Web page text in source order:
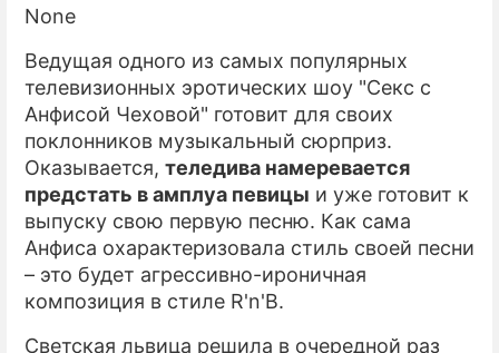
ЭКОНОМИКА
ПРОИСШЕСТВИЯ
СОННИК
СТИЛЬ ЖИЗНИ
СЕРИАЛЫ
ПРЕСС-РЕЛИЗЫ
None
Ведущая одного из самых популярных
телевизионных эротических шоу "Секс с
Анфисой Чеховой" готовит для своих
поклонников музыкальный сюрприз.
Оказывается, теледива намеревается
предстать в амплуа певицы и уже готовит к
выпуску свою первую песню. Как сама
Анфиса охарактеризовала стиль своей песни
– это будет агрессивно-ироничная
композиция в стиле R'n'B.
Светская львица решила в очередной раз